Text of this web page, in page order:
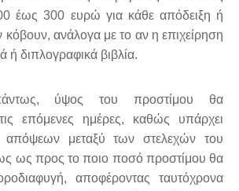
έως 300 ευρώ για κάθε απόδειξη ή
κόβουν, ανάλογα με το αν η επιχείρηση
ή διπλογραφικά βιβλία.
ύψος του προστίμου θα
τις επόμενες ημέρες, καθώς υπάρχει
απόψεων μεταξύ των στελεχών του
ως προς το ποιο ποσό προστίμου θα
αποφέροντας ταυτόχρονα